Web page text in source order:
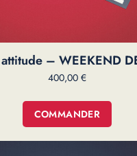
– WEEKEND
400,00 €
COMMANDER